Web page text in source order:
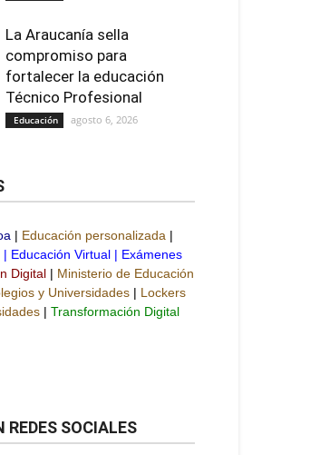
La Araucanía sella
compromiso para
fortalecer la educación
Técnico Profesional
Educación agosto 6, 2026
| Educación personalizada |
| Educación Virtual | Exámenes
Digital | Ministerio de Educación
y Universidades | Lockers
| Transformación Digital
REDES SOCIALES